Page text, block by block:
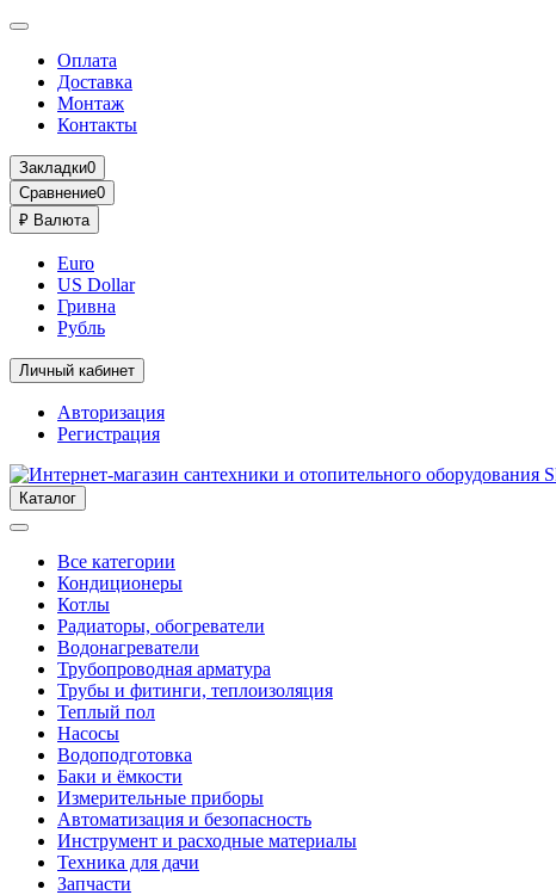
Оплата
Доставка
Монтаж
Контакты
Закладки0
Сравнение0
₽ Валюта
Euro
US Dollar
Гривна
Рубль
Личный кабинет
Авторизация
Регистрация
Каталог
Все категории
Кондиционеры
Котлы
Радиаторы, обогреватели
Водонагреватели
Трубопроводная арматура
Трубы и фитинги, теплоизоляция
Теплый пол
Насосы
Водоподготовка
Баки и ёмкости
Измерительные приборы
Автоматизация и безопасность
Инструмент и расходные материалы
Техника для дачи
Запчасти